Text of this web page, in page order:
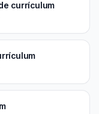
currículum